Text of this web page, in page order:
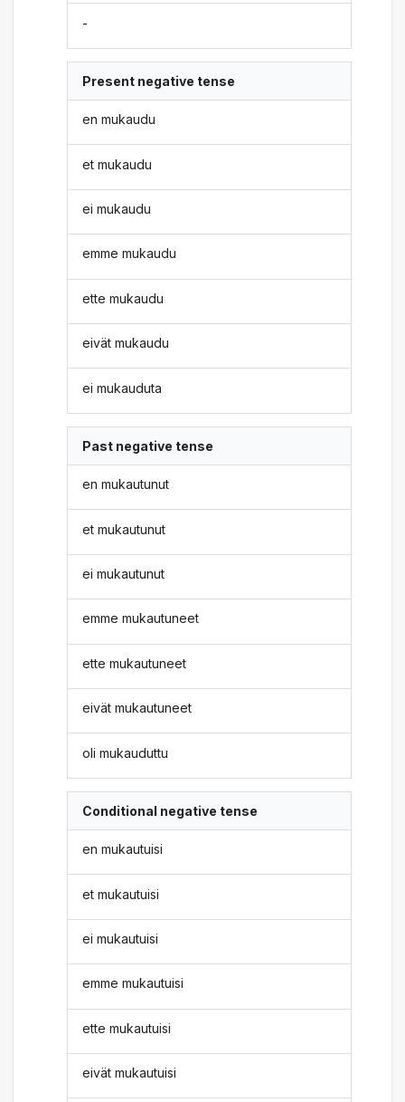
-
Present negative tense
en mukaudu
et mukaudu
ei mukaudu
emme mukaudu
ette mukaudu
eivät mukaudu
ei mukauduta
Past negative tense
en mukautunut
et mukautunut
ei mukautunut
emme mukautuneet
ette mukautuneet
eivät mukautuneet
oli mukauduttu
Conditional negative tense
en mukautuisi
et mukautuisi
ei mukautuisi
emme mukautuisi
ette mukautuisi
eivät mukautuisi